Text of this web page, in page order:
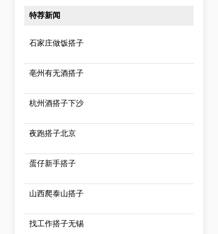
特荐新闻
石家庄做饭搭子
亳州有无酒搭子
杭州酒搭子下沙
夜跑搭子北京
蛋仔新手搭子
山西爬泰山搭子
找工作搭子无锡